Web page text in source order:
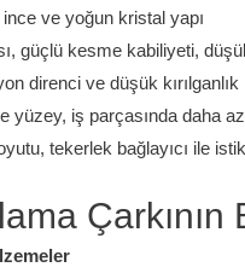
ve yoğun kristal yapı
güçlü kesme kabiliyeti,
direnci ve düşük kırılganlık
yüzey, iş parçasında daha
tekerlek bağlayıcı ile
Çarkının